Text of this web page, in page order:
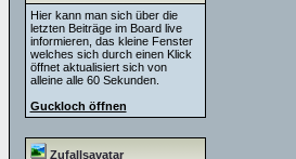
Hier kann man sich über die
letzten Beiträge im Board live
informieren, das kleine Fenster
welches sich durch einen Klick
öffnet aktualisiert sich von
alleine alle 60 Sekunden.
Guckloch öffnen
Zufallsavatar